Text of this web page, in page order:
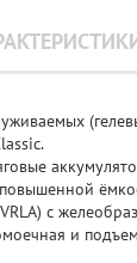
с
и